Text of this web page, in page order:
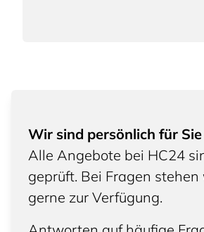
Wir sind persönlich für Sie
Alle Angebote bei HC24
geprüft. Bei Fragen stehen
gerne zur Verfügung.